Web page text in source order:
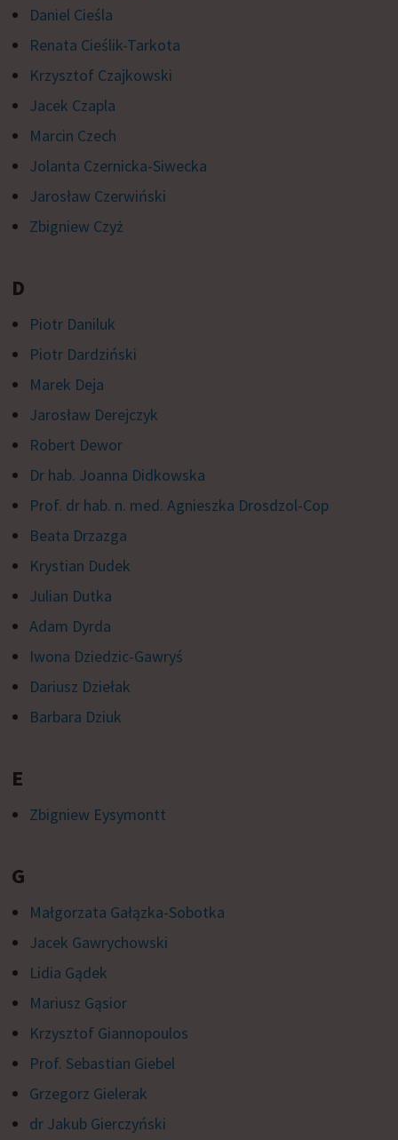
Daniel Cieśla
Renata Cieślik-Tarkota
Krzysztof Czajkowski
Jacek Czapla
Marcin Czech
Jolanta Czernicka-Siwecka
Jarosław Czerwiński
Zbigniew Czyż
D
Piotr Daniluk
Piotr Dardziński
Marek Deja
Jarosław Derejczyk
Robert Dewor
Dr hab. Joanna Didkowska
Prof. dr hab. n. med. Agnieszka Drosdzol-Cop
Beata Drzazga
Krystian Dudek
Julian Dutka
Adam Dyrda
Iwona Dziedzic-Gawryś
Dariusz Dziełak
Barbara Dziuk
E
Zbigniew Eysymontt
G
Małgorzata Gałązka-Sobotka
Jacek Gawrychowski
Lidia Gądek
Mariusz Gąsior
Krzysztof Giannopoulos
Prof. Sebastian Giebel
Grzegorz Gielerak
dr Jakub Gierczyński